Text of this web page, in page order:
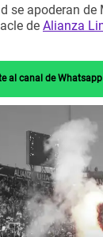
se apoderan de
de Alianza
al canal de